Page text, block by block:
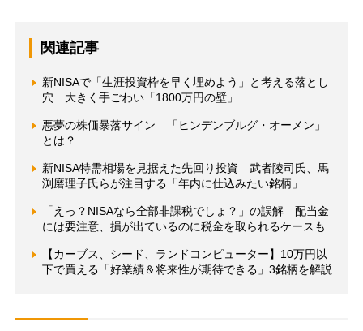
関連記事
新NISAで「生涯投資枠を早く埋めよう」と考える落とし
穴 大きく手ごわい「1800万円の壁」
悪夢の株価暴落サイン 「ヒンデンブルグ・オーメン」
とは？
新NISA特需相場を見据えた先回り投資 武者陵司氏、馬
渕磨理子氏らが注目する「年内に仕込みたい銘柄」
「えっ？NISAなら全部非課税でしょ？」の誤解 配当金
には要注意、損が出ているのに税金を取られるケースも
【カーブス、シード、ランドコンピューター】10万円以
下で買える「好業績＆将来性が期待できる」3銘柄を解説